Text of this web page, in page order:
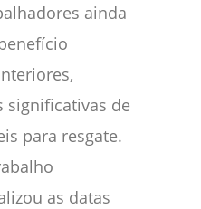
ainda
significativas de
para resgate.
as datas